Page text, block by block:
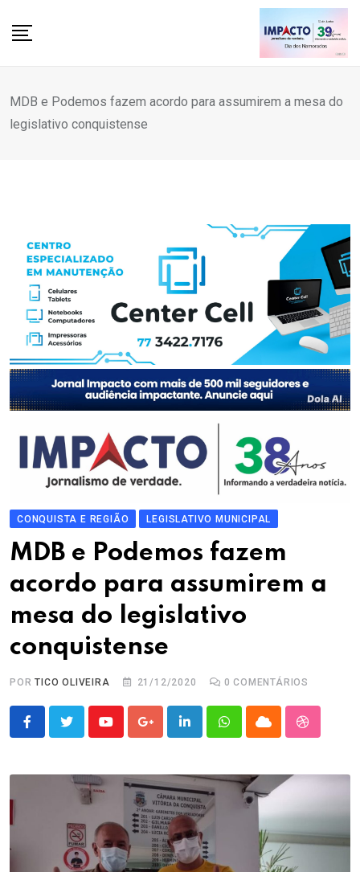
MDB e Podemos fazem acordo para assumirem a mesa do
legislativo conquistense
CONQUISTA E REGIÃO LEGISLATIVO MUNICIPAL
MDB e Podemos fazem
acordo para assumirem a
mesa do legislativo
conquistense
PORTICO OLIVEIRA 21/12/2020 0 COMENTÁRIOS
YoutubeGoogle+LinkedInWhatsappCloud